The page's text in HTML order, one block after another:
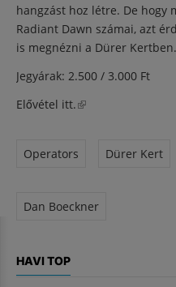
hangzást hoz létre. De hogy
Radiant Dawn számai, azt
is megnézni a Dürer Kertben.
Jegyárak: 2.500 / 3.000 Ft
Elővétel itt.(külső hivatkozás)
Operators Dürer Kert
Dan Boeckner
HAVI TOP